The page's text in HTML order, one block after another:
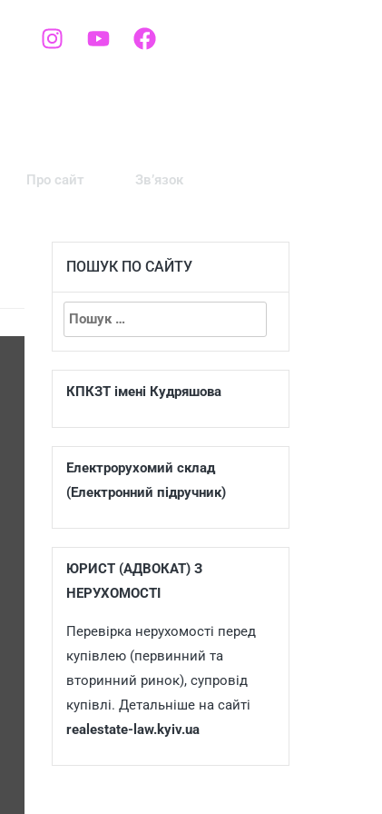
Про сайт Зв’язок
ПОШУК ПО САЙТУ
КПКЗТ імені Кудряшова
Електрорухомий склад
(Електронний підручник)
ЮРИСТ (АДВОКАТ) З
НЕРУХОМОСТІ
Перевірка нерухомості перед
купівлею (первинний та
вторинний ринок), супровід
купівлі. Детальніше на сайті
realestate-law.kyiv.ua